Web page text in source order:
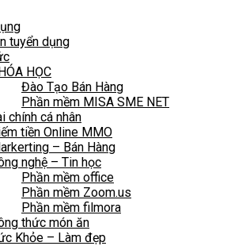
tuyển dụng
HỌC
Đào Tạo Bán Hàng
Phần mềm MISA SME NET
chính cá nhân
tiền Online MMO
– Bán Hàng
nghệ – Tin học
Phần mềm office
Phần mềm Zoom.us
Phần mềm filmora
thức món ăn
Khỏe – Làm đẹp